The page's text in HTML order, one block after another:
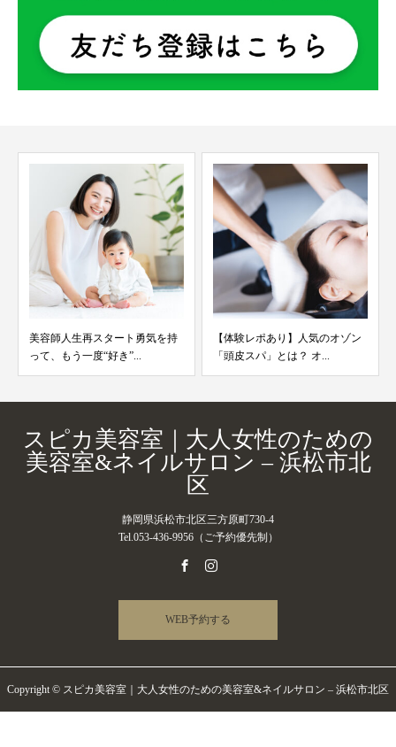
美容師人生再スタート勇気を持
って、もう一度“好き”...
【体験レポあり】人気のオゾン
「頭皮スパ」とは？ オ...
スピカ美容室｜大人女性のための
美容室&ネイルサロン – 浜松市北
区
静岡県浜松市北区三方原町730-4
Tel.053-436-9956（ご予約優先制）
WEB予約する
Copyright © スピカ美容室｜大人女性のための美容室&ネイルサロン – 浜松市北区